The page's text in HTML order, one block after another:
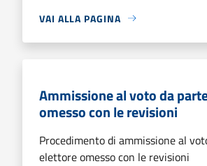
VAI ALLA PAGINA
Ammissione al voto da
omesso con le revisioni
Procedimento di ammissione al
elettore omesso con le revisioni